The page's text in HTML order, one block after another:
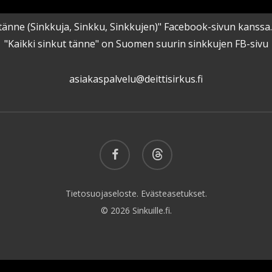
(Sinkkuja, Sinkku, Sinkkujen)" Facebook-sivun
"Kaikki sinkut tänne" on Suomen suurin sinkkujen FB-sivu
asiakaspalvelu@deittisirkus.fi
facebook threads
Tietosuojaseloste. Evästeasetukset.
© 2026 Sinkuille.fi.